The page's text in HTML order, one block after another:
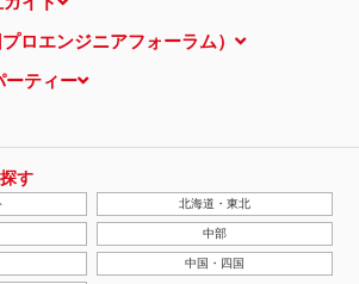
ロエンジニアフォーラム）
ーティー
す
北海道・東北
中部
中国・四国